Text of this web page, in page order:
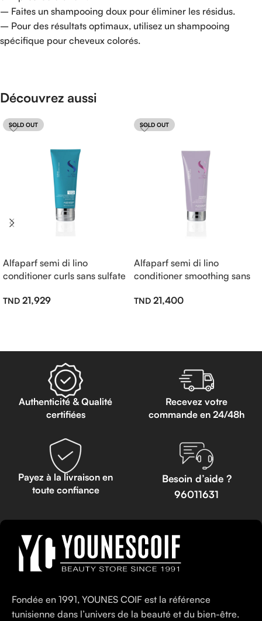
– Faites un shampooing doux pour éliminer les résidus.
– Pour des résultats optimaux, utilisez un shampooing
spécifique pour cheveux colorés.
Découvrez aussi
SOLD OUT
Alfaparf semi di lino
conditioner curls sans sulfate
21,929
SOLD OUT
Alfaparf semi di lino
conditioner smoothing sans
21,400
Authenticité & Qualité
certifiées
Recevez votre
commande en 24/48h
Payez à la livraison en
toute confiance
Besoin d’aide ?
96011631
Fondée en 1991, YOUNES COIF est la référence
tunisienne dans l’univers de la beauté et du bien-être.